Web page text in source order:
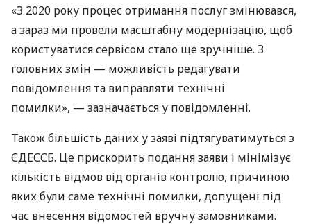
«З 2020 року процес отримання послуг змінювався,
а зараз ми провели масштабну модернізацію, щоб
користуватися сервісом стало ще зручніше. З
головних змін — можливість редагувати
повідомлення та виправляти технічні
помилки», — зазначається у повідомленні.
Також більшість даних у заяві підтягуватимуться з
ЄДЕССБ. Це прискорить подання заяви і мінімізує
кількість відмов від органів контролю, причиною
яких були саме технічні помилки, допущені під
час внесення відомостей вручну замовниками.